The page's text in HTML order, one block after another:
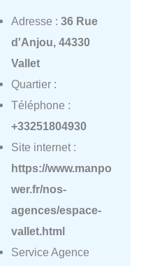
Adresse : 36 Rue
d'Anjou, 44330
Vallet
Quartier :
Téléphone :
+33251804930
Site internet :
https://www.manpo
wer.fr/nos-
agences/espace-
vallet.html
Service Agence